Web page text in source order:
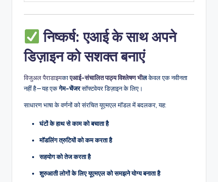
निष्कर्ष: एआई के साथ अपने
डिज़ाइन को सशक्त बनाएं
विजुअल पैराडाइमकाएआई-संचालित पाठ्य विश्लेषण भीलकेवल एक नवीनता
नहीं है—यह एकगेम-चेंजरसॉफ्टवेयर डिज़ाइन के लिए।
साधारण भाषा के वर्णनों को संरचित यूएमएल मॉडल में बदलकर, यह:
घंटों के हाथ से काम को बचाता है
मॉडलिंग त्रुटियों को कम करता है
सहयोग को तेज करता है
शुरुआती लोगों के लिए यूएमएल को समझने योग्य बनाता है